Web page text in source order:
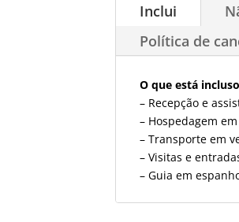
Inclui
Política de
O que está
– Recepção e
– Hospedagem
– Transporte em
– Visitas e
– Guia em